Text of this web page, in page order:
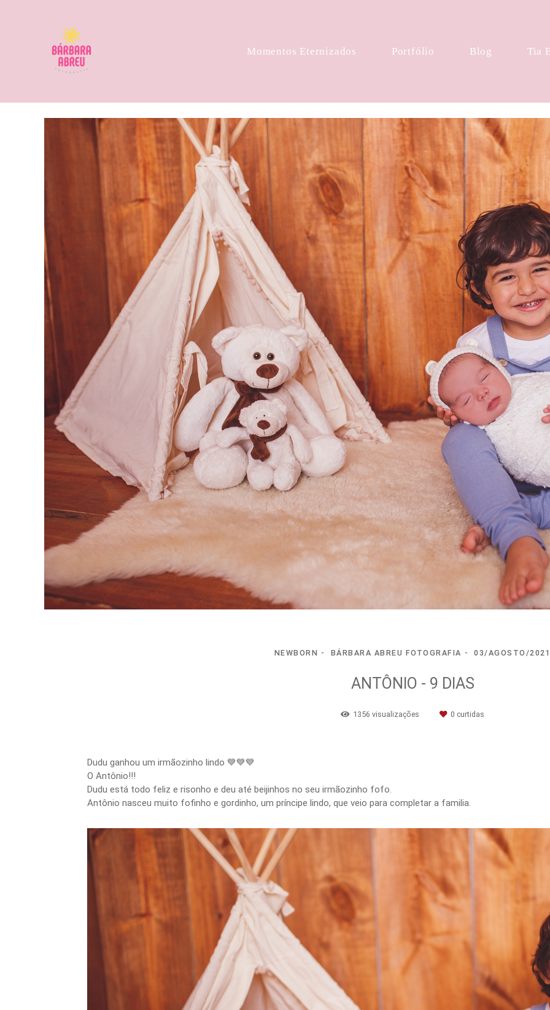
Momentos Eternizados Portfólio Blog Tia
NEWBORN BÁRBARA ABREU FOTOGRAFIA 03/AGOSTO/
ANTÔNIO - 9 DIAS
1356 visualizações 0 curtidas
Dudu ganhou um irmãozinho lindo 💙💙💙
O Antônio!!!
Dudu está todo feliz e risonho e deu até beijinhos no seu irmãozinho fofo.
Antônio nasceu muito fofinho e gordinho, um príncipe lindo, que veio para completar a familia.